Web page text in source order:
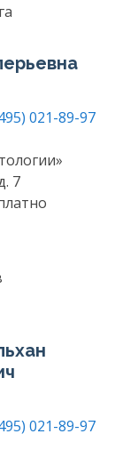
021-89-97
7
021-89-97